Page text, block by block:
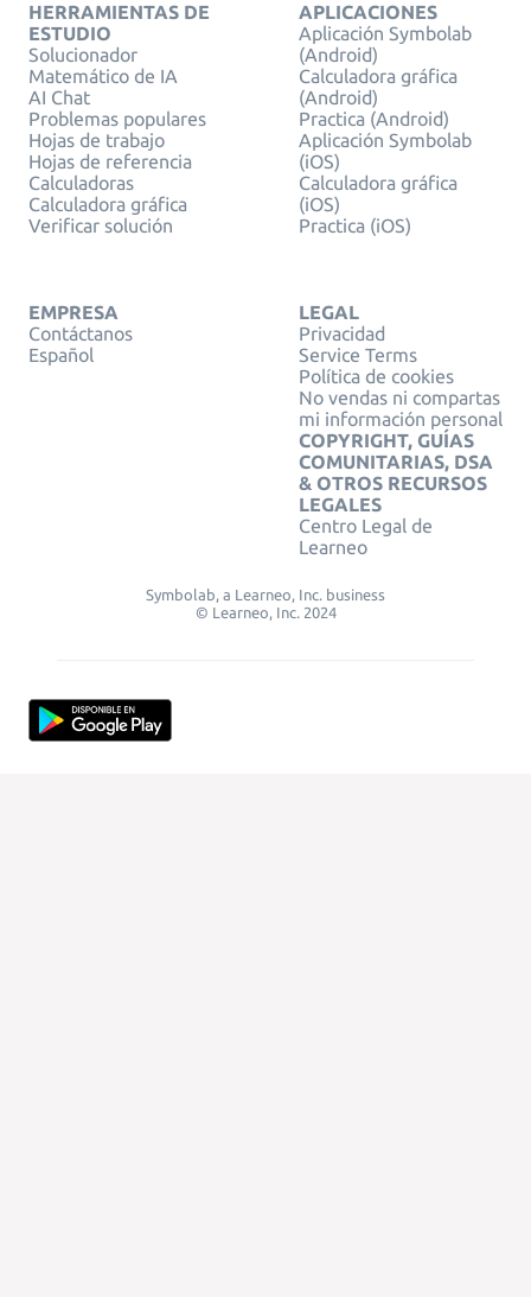
HERRAMIENTAS DE
ESTUDIO
Solucionador
Matemático de IA
AI Chat
Problemas populares
Hojas de trabajo
Hojas de referencia
Calculadoras
Calculadora gráfica
Verificar solución
APLICACIONES
Aplicación Symbolab
(Android)
Calculadora gráfica
(Android)
Practica (Android)
Aplicación Symbolab
(iOS)
Calculadora gráfica
(iOS)
Practica (iOS)
EMPRESA
Contáctanos
Español
LEGAL
Privacidad
Service Terms
Política de cookies
No vendas ni compartas
mi información personal
COPYRIGHT, GUÍAS
COMUNITARIAS, DSA
& OTROS RECURSOS
LEGALES
Centro Legal de
Learneo
Symbolab, a Learneo, Inc. business
© Learneo, Inc. 2024